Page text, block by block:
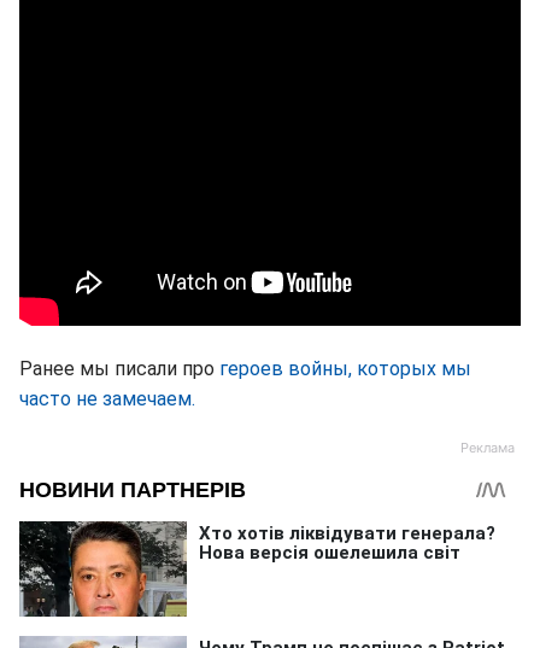
Ранее мы писали про героев войны, которых мы
часто не замечаем.